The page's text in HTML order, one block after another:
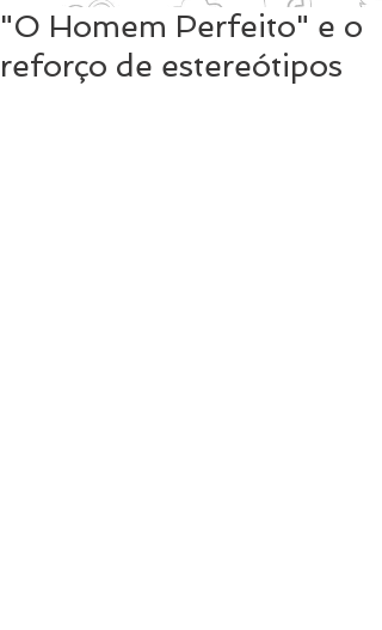
"O Homem Perfeito" e o
reforço de estereótipos